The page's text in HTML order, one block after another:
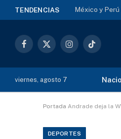
TENDENCIAS México y
Facebook
X
InstagramTikTok
viernes, agosto 7
Portada Andrade deja la
DEPORTES